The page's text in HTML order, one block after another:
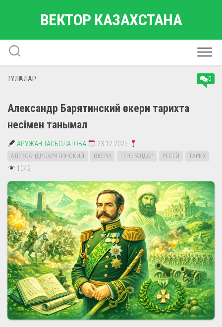
ВЕКТОР КАЗАХСТАНА
ТҰЛҒАЛАР 0
Александр Барятинский әскери тарихта
несімен танымал
АРУЖАН ТАСБОЛАТОВА 23.12.2025
АЛЕКСАНДР БАРЯТИНСКИЙ ӘСКЕРИ ГЕНЕРАЛДАР РЕСЕЙ ТАРИХ
1042